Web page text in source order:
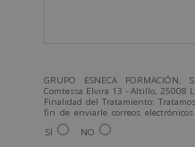
GRUPO ESNECA
Comtessa Elvira 13 - Altillo, 25008
Finalidad del Tratamiento:
fin de enviarle correos
productos ofrecidos y otros tipo de
Legitimación del tratamiento:
SÍ NO